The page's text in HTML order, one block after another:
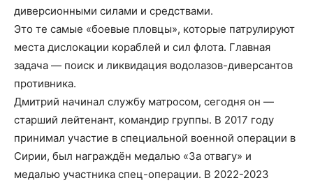
диверсионными силами и средствами.
Это те самые «боевые пловцы», которые патрулируют
места дислокации кораблей и сил флота. Главная
задача — поиск и ликвидация водолазов-диверсантов
противника.
Дмитрий начинал службу матросом, сегодня он —
старший лейтенант, командир группы. В 2017 году
принимал участие в специальной военной операции в
Сирии, был награждён медалью «За отвагу» и
медалью участника спец-операции. В 2022-2023